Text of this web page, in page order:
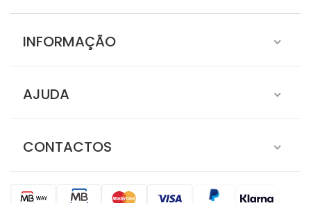
INFORMAÇÃO
AJUDA
CONTACTOS